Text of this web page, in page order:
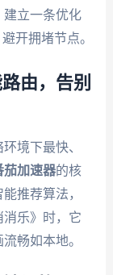
建立一条优化
开拥堵节点。
由，告别
境下最快、
茄加速器的核
推荐算法，
乐》时，它
畅如本地。